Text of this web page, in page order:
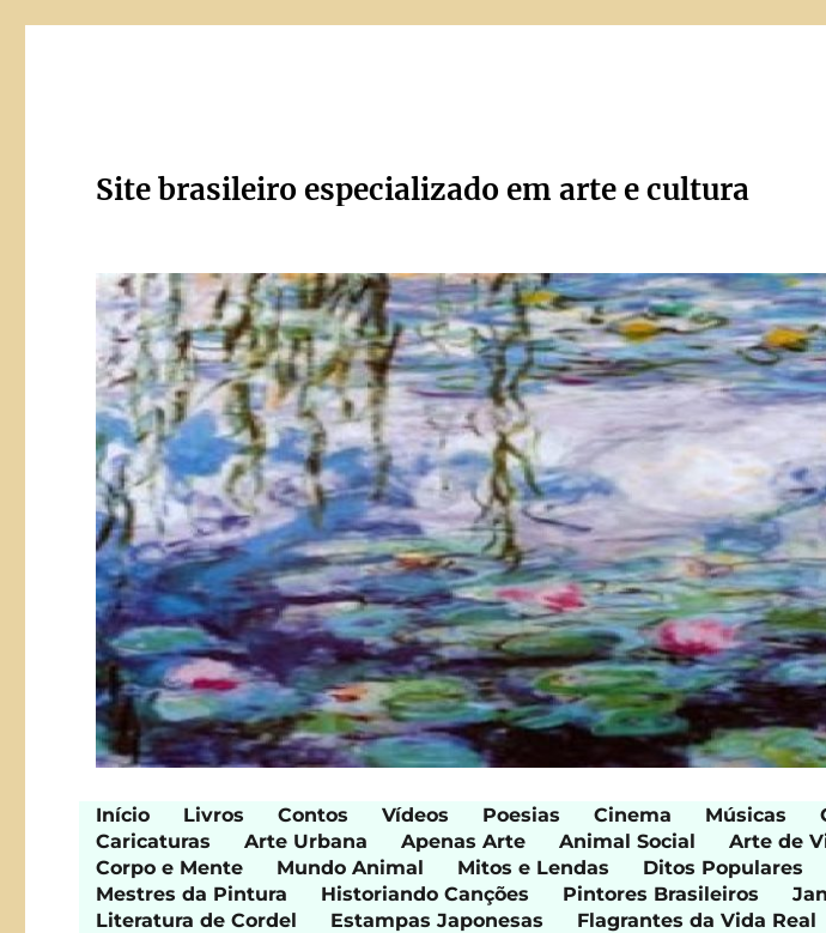
Site brasileiro especializado em arte e cultura
Início Livros Contos Vídeos Poesias Cinema Músicas
Caricaturas
Arte Urbana Apenas Arte Animal Social Arte de
Corpo e Mente
Mundo Animal Mitos e Lendas Ditos Populares
Mestres da Pintura
Historiando Canções Pintores Brasileiros
Literatura de Cordel
Estampas Japonesas Flagrantes da Vida Real